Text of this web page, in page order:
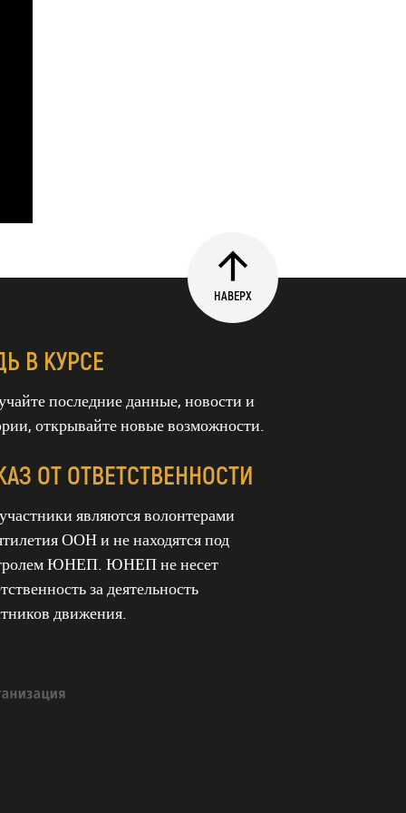
НАВЕРХ
В КУРСЕ
последние данные, новости и
открывайте новые возможности.
ОТ ОТВЕТСТВЕННОСТИ
являются волонтерами
ООН и не находятся под
ЮНЕП. ЮНЕП не несет
за деятельность
движения.